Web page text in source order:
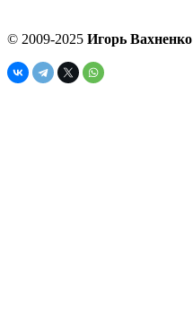
© 2009-2025 Игорь Вахненко